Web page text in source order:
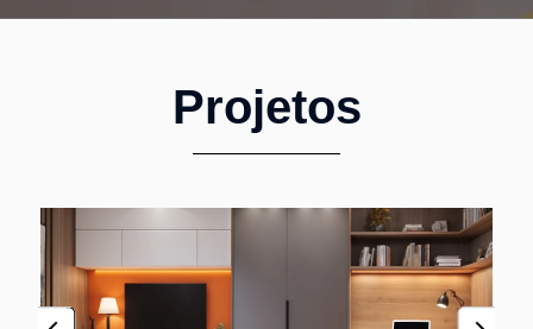
Projetos